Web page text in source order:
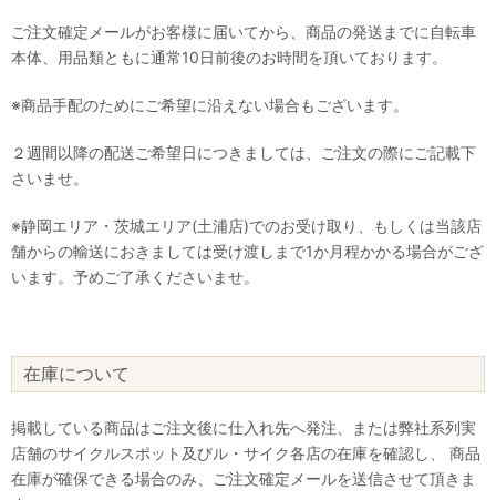
ご注文確定メールがお客様に届いてから、商品の発送までに自転車
本体、用品類ともに通常10日前後のお時間を頂いております。
※商品手配のためにご希望に沿えない場合もございます。
２週間以降の配送ご希望日につきましては、ご注文の際にご記載下
さいませ。
※静岡エリア・茨城エリア(土浦店)でのお受け取り、もしくは当該店
舗からの輸送におきましては受け渡しまで1か月程かかる場合がござ
います。予めご了承くださいませ。
在庫について
掲載している商品はご注文後に仕入れ先へ発注、または弊社系列実
店舗のサイクルスポット及びル・サイク各店の在庫を確認し、 商品
在庫が確保できる場合のみ、ご注文確定メールを送信させて頂きま